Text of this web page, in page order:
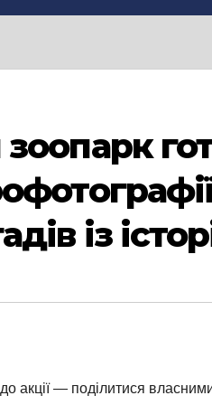
із
акції — поділитися